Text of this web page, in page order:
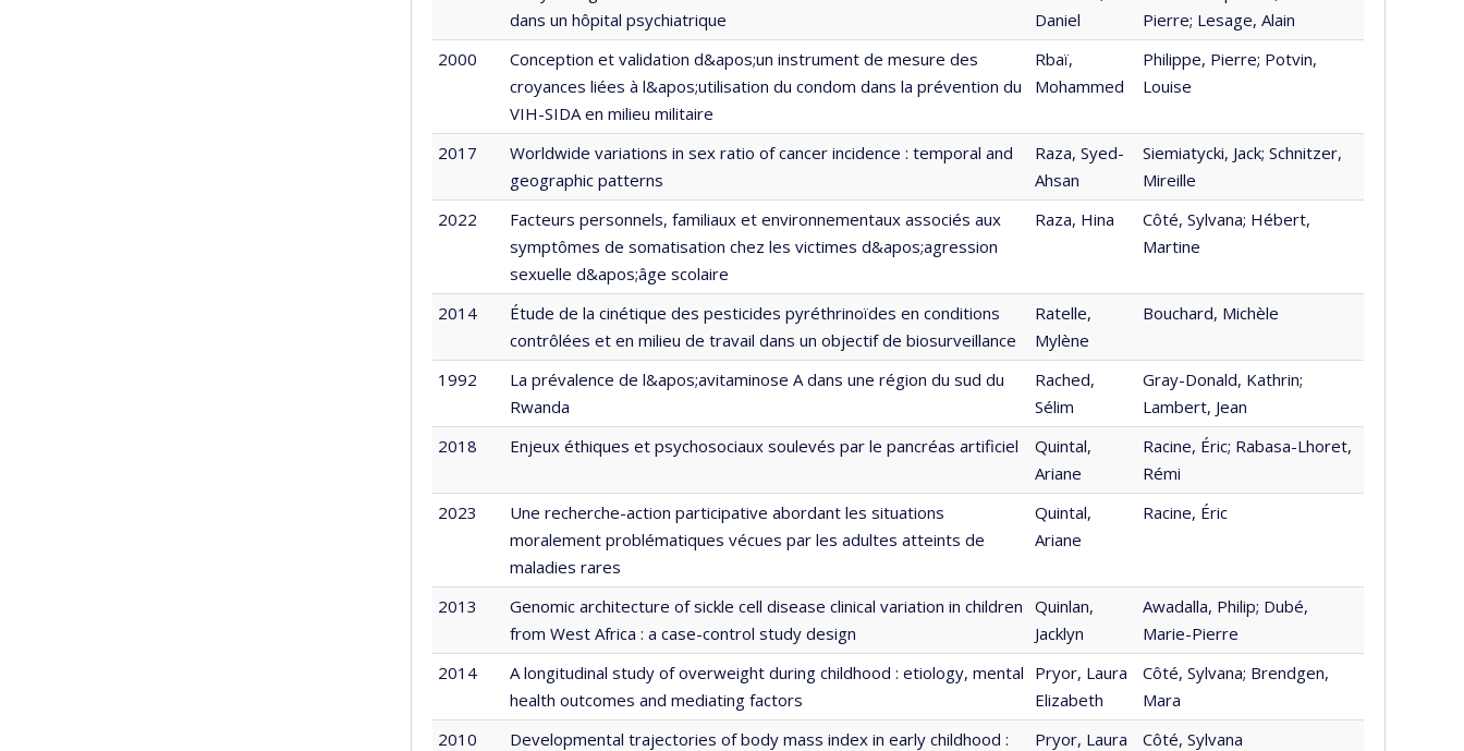
dans un hôpital psychiatrique
Daniel
Pierre; Lesage, Alain
2000
Conception et validation d&apos;un instrument de mesure des
croyances liées à l&apos;utilisation du condom dans la prévention du
VIH-SIDA en milieu militaire
Rbaï,
Mohammed
Philippe, Pierre; Potvin,
Louise
2017
Worldwide variations in sex ratio of cancer incidence : temporal and
geographic patterns
Raza, Syed-
Ahsan
Siemiatycki, Jack; Schnitzer,
Mireille
2022
Facteurs personnels, familiaux et environnementaux associés aux
symptômes de somatisation chez les victimes d&apos;agression
sexuelle d&apos;âge scolaire
Raza, Hina
Côté, Sylvana; Hébert,
Martine
2014
Étude de la cinétique des pesticides pyréthrinoïdes en conditions
contrôlées et en milieu de travail dans un objectif de biosurveillance
Ratelle,
Mylène
Bouchard, Michèle
1992
La prévalence de l&apos;avitaminose A dans une région du sud du
Rwanda
Rached,
Sélim
Gray-Donald, Kathrin;
Lambert, Jean
2018
Enjeux éthiques et psychosociaux soulevés par le pancréas artificiel
Quintal,
Ariane
Racine, Éric; Rabasa-Lhoret,
Rémi
2023
Une recherche-action participative abordant les situations
moralement problématiques vécues par les adultes atteints de
maladies rares
Quintal,
Ariane
Racine, Éric
2013
Genomic architecture of sickle cell disease clinical variation in children
from West Africa : a case-control study design
Quinlan,
Jacklyn
Awadalla, Philip; Dubé,
Marie-Pierre
2014
A longitudinal study of overweight during childhood : etiology, mental
health outcomes and mediating factors
Pryor, Laura
Elizabeth
Côté, Sylvana; Brendgen,
Mara
2010
Developmental trajectories of body mass index in early childhood :
Pryor, Laura
Côté, Sylvana